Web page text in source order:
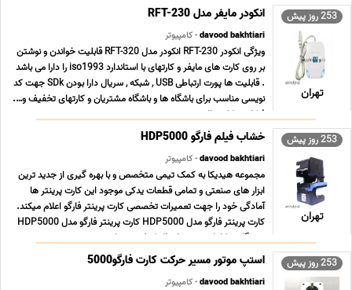
253 روز پیش
تهران
انکودر مایفر مدل RFT-230
davood bakhtiari- کامپیوتر
ویژگی انکودر RFT-230 انکودر مدل RFT-320 قابلیت خواندن و نوشتن
بر روی کارت های مایفر و کارتهای با استاندارد iso1993 را دارا می باشد
. قابلیت ها پورت ارتباطی USB , شبکه , سریال دارا بودن SDk جهت کد
نویسی مناسب برای باشگاه ها و باشگاه مشتریان و کارتهای تخفیف و….
فرکانس کاری بالا ... ...
253 روز پیش
تهران
خشاب فیلم فارگو HDP5000
davood bakhtiari- کامپیوتر
مجموعه هیدیکا به کمک تیمی متخصص و با بهره گیری از جدید ترین
ابزار های صنعتی و تمامی قطعات یدکی موجود این کارت پرینتر ها
آمادگی خود را جهت تعمیرات تخصصی کارت پرینتر فارگو اعلام میکند.
کارت پرینتر فارگو مدل HDP5000 کارت پرینتر فارگو مدل HDP5000
دستگاهی کاملا صنعتی از نظر کیفیت و ما ... ...
253 روز پیش استپ موتور مسیر حرکت کارت فارگو5000
davood bakhtiari- کامپیوتر